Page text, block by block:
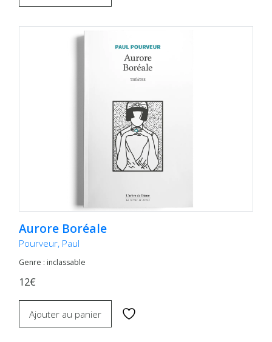
Aurore Boréale
Pourveur, Paul
Genre : inclassable
12€
Ajouter au panier